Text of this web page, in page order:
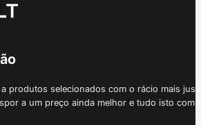
produtos selecionados com o rácio mais
a um preço ainda melhor e tudo isto